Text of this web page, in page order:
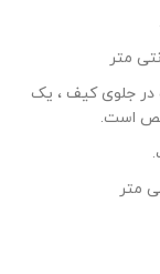
جلوی کیف ، یک
است.